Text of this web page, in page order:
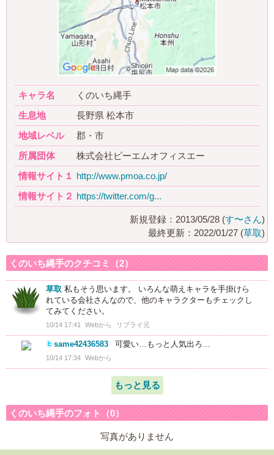
キャラ名
くのいち縄手
生息地
長野県 松本市
地域レベル
郡・市
所属団体
株式会社ピーエムオフィスエー
情報サイト１ http://www.pmoa.co.jp/
情報サイト２ https://twitter.com/g...
新規登録：2013/05/28 (す〜さん)
最終更新：2022/01/27 (草取)
くのいち縄手のクチコミ（2）
草取 私もそう思います。 いろんな萌えキャラを手掛けら
れている会社さんなので、他のキャラクターもチェックし
てみてください。
10/14 17:41 Webから リプライ元
same42436583 可愛い…もっと人気出ろ…
10/14 17:34 Webから
もっと見る
くのいち縄手のフォト（0）
写真がありません